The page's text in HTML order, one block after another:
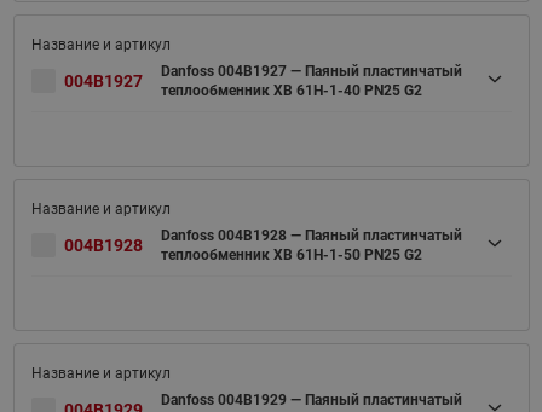
004B1927
Danfoss 004B1927 — Паяный пластинчатый
теплообменник XB 61H-1-40 PN25 G2
004B1928
Danfoss 004B1928 — Паяный пластинчатый
теплообменник XB 61H-1-50 PN25 G2
Danfoss 004B1929 — Паяный пластинчатый